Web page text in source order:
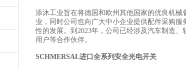
添沐工业旨在将德国和欧州其他国家的优良机
业，同时公司也向广大中小企业提供配件采购
性的发展。到2023年，公司已经涉及汽车制造
用户等合作伙伴。
SCHMERSAL进口全系列安全光电开关